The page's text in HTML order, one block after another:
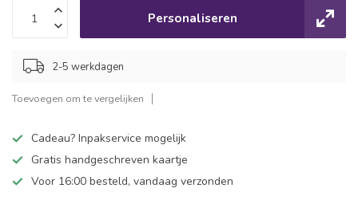
Personaliseren
2-5 werkdagen
Toevoegen om te vergelijken
Cadeau? Inpakservice mogelijk
Gratis handgeschreven kaartje
Voor 16:00 besteld, vandaag verzonden